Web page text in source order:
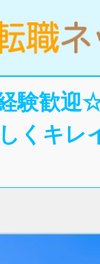
経験歓
くキレ